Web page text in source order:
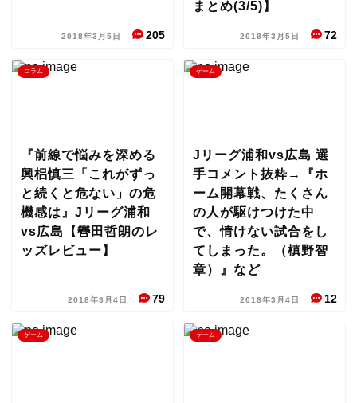
2018年3月5日 205
まとめ(3/5)】
2018年3月5日 72
コラム
『前線で悩みを深める
興梠慎三「これがずっ
と続くと危ない」の危
機感は』Jリーグ浦和
vs広島【轡田哲朗のレ
ッズレビュー】
2018年3月4日 79
ゲーム
Jリーグ浦和vs広島 選
手コメント抜粋→『ホ
ーム開幕戦、たくさん
の人が駆けつけた中
で、情けない試合をし
てしまった。（槙野智
章）』など
2018年3月4日 12
ゲーム ゲーム